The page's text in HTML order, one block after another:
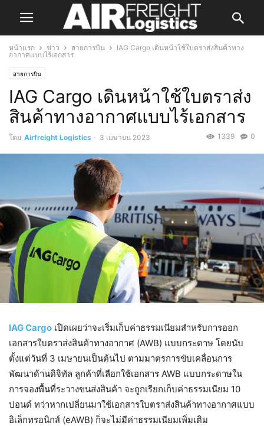
หน้าแรก ข่าว สายการบิน
IAG Cargo เดินหน้าใช้ใบตราส่งสินค้าทาง
อากาศแบบไร้เอกสาร
สายการบิน
IAG Cargo เดินหน้าใช้ใบตราส่ง
สินค้าทางอากาศแบบไร้เอกสาร
โดย Airfreight Logistics - 3 เมษายน 2023 0
1339
IAG Cargo เปิดเผยว่าจะเริ่มเก็บค่าธรรมเนียมสำหรับการออก
เอกสารใบตราส่งสินค้าทางอากาศ (AWB) แบบกระดาษ โดยนับ
ตั้งแต่วันที่ 3 เมษายนเป็นต้นไป ตามมาตรการขับเคลื่อนการ
พัฒนาด้านดิจิทัล ลูกค้าที่เลือกใช้เอกสาร AWB แบบกระดาษใน
การจองพื้นที่ระวางขนส่งสินค้า จะถูกเรียกเก็บค่าธรรมเนียม 10
ปอนด์ ทว่าหากเปลี่ยนมาใช้เอกสารใบตราส่งสินค้าทางอากาศแบบ
อิเล็กทรอนิกส์ (eAWB) ก็จะไม่มีค่าธรรมเนียมเพิ่มเติม